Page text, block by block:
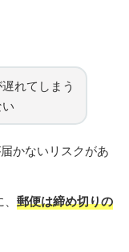
れてしまう
かないリスクがあ
郵便は締め切りの